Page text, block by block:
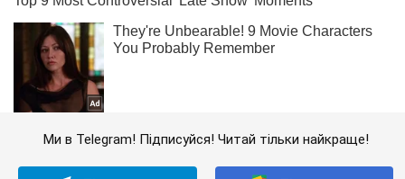
Ми в Telegram! Підписуйся! Читай тільки найкраще!